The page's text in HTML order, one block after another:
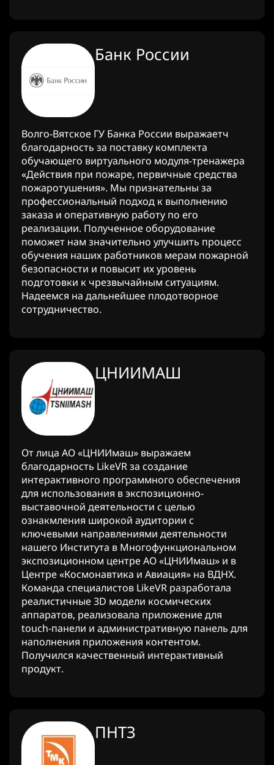
Банк России
Волго-Вятское ГУ Банка России выражаетч
благодарность за поставку комплекта
обучающего виртуального модуля-тренажера
«Действия при пожаре, первичные средства
пожаротушения». Мы признательны за
профессиональный подход к выполнению
заказа и оперативную работу по его
реализации. Полученное оборудование
поможет нам значительно улучшить процесс
обучения наших работников мерам пожарной
безопасности и повысит их уровень
подготовки к чрезвычайным ситуациям.
Надеемся на дальнейшее плодотворное
сотрудничество.
ЦНИИМАШ
От лица АО «ЦНИИмаш» выражаем
благодарность LikeVR за создание
интерактивного программного обеспечения
для использования в экспозиционно-
выставочной деятельности с целью
ознакмления широкой аудитории с
ключевыми направлениями деятельности
нашего Института в Многофункциональном
экспозиционном центре АО «ЦНИИмаш» и в
Центре «Космонавтика и Авиация» на ВДНХ.
Команда специалистов LikeVR разработала
реалистичные 3D модели космических
аппаратов, реализовала приложение для
touch-панели и административную панель для
наполнения приложения контентом.
Получился качественный интерактивный
продукт.
ПНТЗ